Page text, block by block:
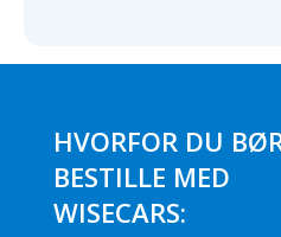
HVORFOR DU
BESTILLE MED
WISECARS: